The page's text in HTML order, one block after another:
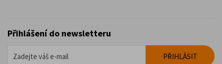
Přihlášení do newsletteru